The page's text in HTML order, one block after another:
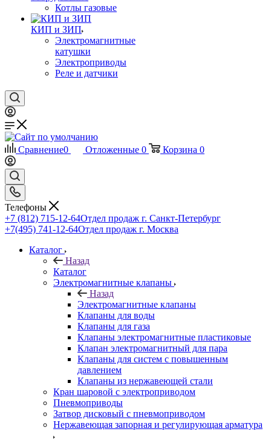
Котлы газовые
КИП и ЗИП
Электромагнитные
катушки
Электроприводы
Реле и датчики
Сравнение0 Отложенные 0 Корзина 0
Телефоны
+7 (812) 715-12-64Отдел продаж г. Санкт-Петербург
+7(495) 741-12-64Отдел продаж г. Москва
Каталог
Назад
Каталог
Электромагнитные клапаны
Назад
Электромагнитные клапаны
Клапаны для воды
Клапаны для газа
Клапаны электромагнитные пластиковые
Клапан электромагнитный для пара
Клапаны для систем с повышенным
давлением
Клапаны из нержавеющей стали
Кран шаровой с электроприводом
Пневмоприводы
Затвор дисковый с пневмоприводом
Нержавеющая запорная и регулирующая арматура